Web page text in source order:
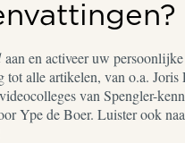
aan en activeer uw
tot alle artikelen, van o.a.
van Spengler-
Ype de Boer. Luister ook